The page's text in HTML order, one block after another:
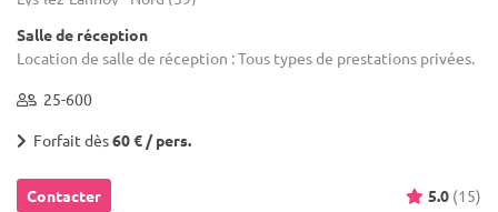
Salle de réception
Location de salle de réception : Tous types de prestations privées.
25-600
Forfait dès60 € / pers.
Contacter 5.0 (15)